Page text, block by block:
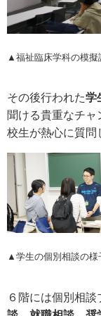
▲福祉臨床学科の模擬
その後行われた学
聞ける貴重なチ
校生が熱心に質問
▲学生の個別相談の
６階には個別相談